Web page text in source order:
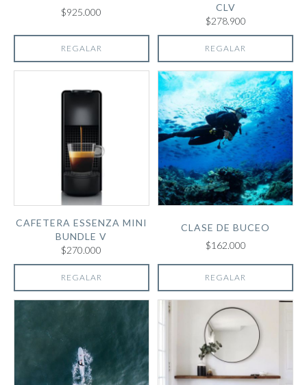
$925.000
REGALAR
CLV
$278.900
REGALAR
CAFETERA ESSENZA MINI
BUNDLE V
$270.000
REGALAR
CLASE DE BUCEO
$162.000
REGALAR